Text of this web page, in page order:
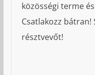
közösségi terme
Csatlakozz
résztvevőt!